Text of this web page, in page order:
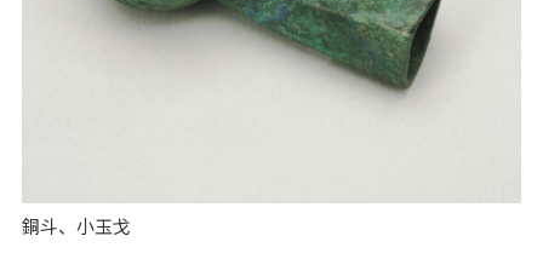
銅斗、小玉戈